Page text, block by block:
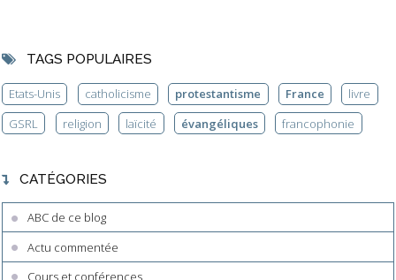
TAGS POPULAIRES
Etats-Unis catholicisme protestantisme France
livre
GSRL
religion laïcité évangéliques francophonie
CATÉGORIES
ABC de ce blog
Actu commentée
Cours et conférences